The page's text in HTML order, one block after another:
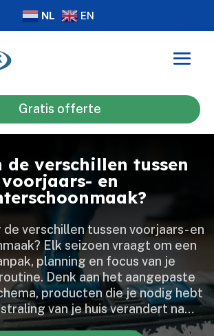
NL EN
Gratis offerte
de verschillen tussen
voorjaars- en
de verschillen tussen voorjaars- en
Elk seizoen vraagt om een
planning en focus van je
Denk aan het aangepaste
producten die je nodig hebt
van je huis verandert na…